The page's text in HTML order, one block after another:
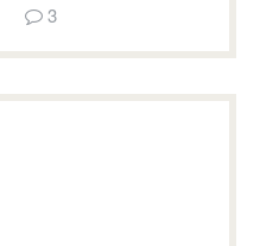
3